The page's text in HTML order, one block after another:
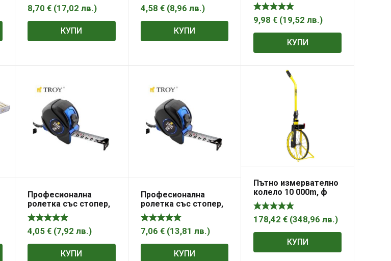
8,70 € (17,02 лв.)
КУПИ
4,58 € (8,96 лв.)
КУПИ
9,98€ (19,52лв.)
КУПИ
Професионална
ролетка със стопер,
3mx16mm Troy 23163
4,05 € (7,92 лв.)
КУПИ
Професионална
ролетка със стопер,
5m x 25mm Troy
23165
7,06 € (13,81 лв.)
КУПИ
Пътно измерватeлно
колело 10 000m, ф
400mm, MW55 Stanley
178,42€ (348,96лв.)
КУПИ